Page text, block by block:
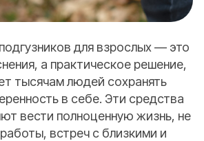
для взрослых — это
а практическое решение,
тысячам людей сохранять
в себе. Эти средства
вести полноценную жизнь, не
встреч с близкими и